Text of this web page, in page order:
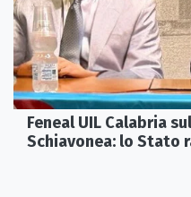
Feneal UIL Calabria
Schiavonea: lo Stato